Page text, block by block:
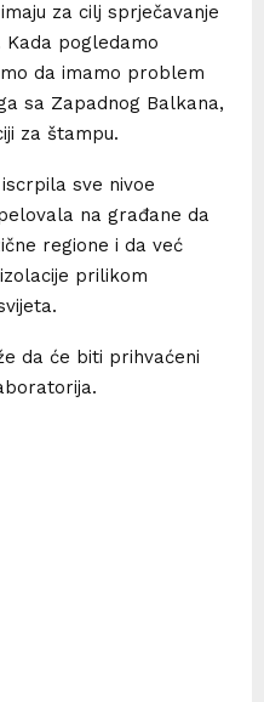
za cilj sprječavanje
pogledamo
da imamo problem
sa Zapadnog Balkana,
za štampu.
sve nivoe
na građane da
regione i da već
prilikom
da će biti prihvaćeni